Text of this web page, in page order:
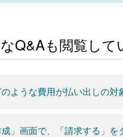
Q&Aも閲覧して
ような費用が払い出しの対
」画面で、「請求する」